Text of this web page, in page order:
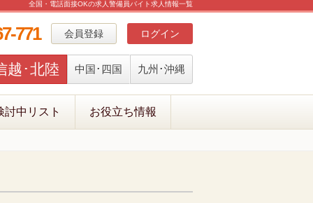
全国・電話面接OKの求人警備員バイト求人情報一覧
会員登録 ログイン
771
越･北陸 中国･四国 九州･沖縄
討中リスト お役立ち情報